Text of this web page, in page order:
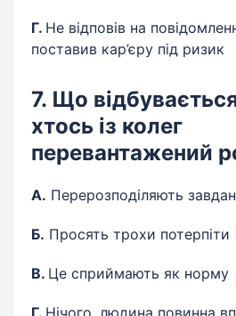
Г. Не відповів на
поставив кар’єру під ризик
7. Що
хтось із колег
перевантажений
А. Перерозподіляють
Б. Просять трохи потерпіти
В. Це сприймають як норму
Г. Нічого, людина повинна